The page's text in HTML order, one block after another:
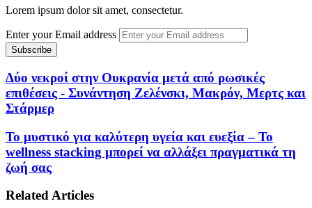
Lorem ipsum dolor sit amet, consectetur.
Enter your Email address
Δύο νεκροί στην Ουκρανία μετά από ρωσικές
επιθέσεις - Συνάντηση Ζελένσκι, Μακρόν, Μερτς και
Στάρμερ
Το μυστικό για καλύτερη υγεία και ευεξία – Το
wellness stacking μπορεί να αλλάξει πραγματικά τη
ζωή σας
Related Articles